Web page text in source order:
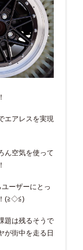
エアレスを実現
ん空気を使って
ーザーにとっ
(≧◇≦)
題は残るそうで
が街中を走る日